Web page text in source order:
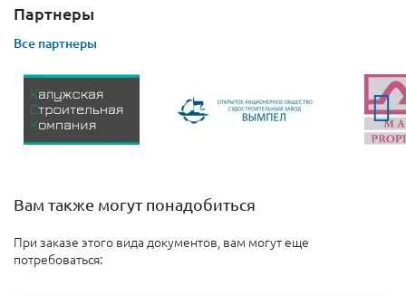
Партнеры
Все партнеры
Вам также могут понадобиться
При заказе этого вида документов, вам могут еще
потребоваться: